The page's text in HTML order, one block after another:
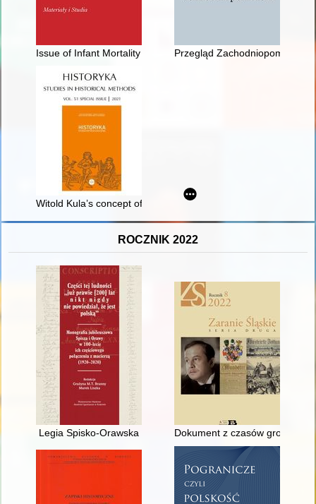
Issue of Infant Mortality in Polish Historical Research =
Przegląd Zachodniopomorski.
Witold Kula’s concept of economic history understood as
ROCZNIK 2022
Legia Spisko-Orawska Dokument z czasów grozy :